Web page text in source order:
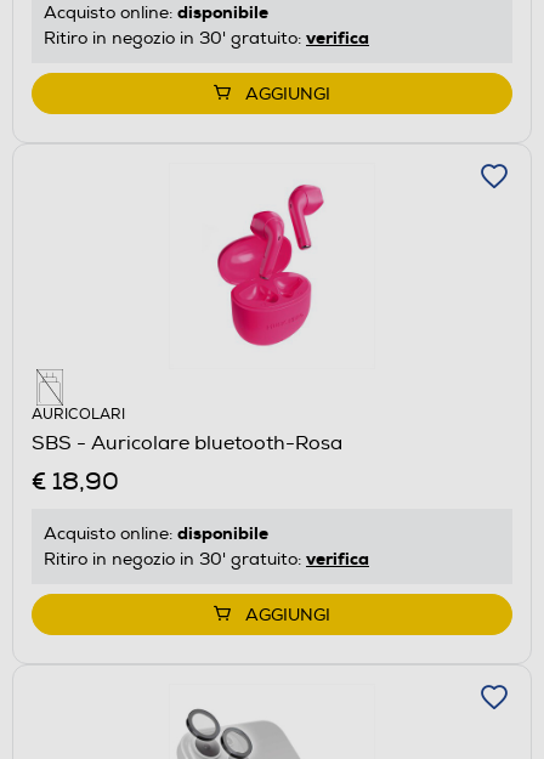
Acquisto online: disponibile
Ritiro in negozio in 30' gratuito: verifica
AGGIUNGI
AURICOLARI
SBS - Auricolare bluetooth-Rosa
€ 18,90
Acquisto online: disponibile
Ritiro in negozio in 30' gratuito: verifica
AGGIUNGI